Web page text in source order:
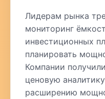
Лидерам рынка
мониторинг
инвестиционных
планировать
Компании
ценовую
расширению